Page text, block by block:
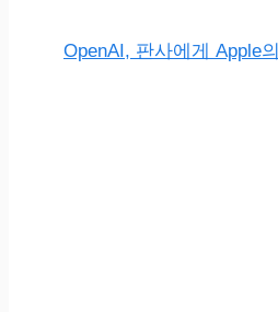
OpenAI, 판사에게 Apple